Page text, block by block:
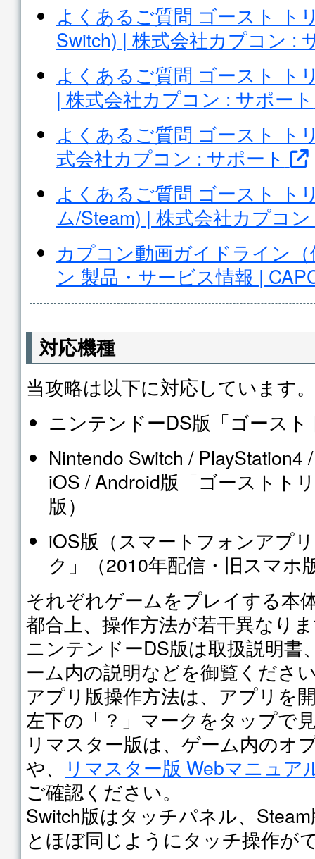
よくあるご質問 ゴースト ト
Switch) | 株式会社カプコン :
よくあるご質問 ゴースト ト
| 株式会社カプコン : サポート
よくあるご質問 ゴースト ト
式会社カプコン : サポート
よくあるご質問 ゴースト ト
ム/Steam) | 株式会社カプコ
カプコン動画ガイドライン
ン 製品・サービス情報 |
対応機種
当攻略は以下に対応しています
ニンテンドーDS版「ゴース
Nintendo Switch / PlayStation4
iOS / Android版「ゴーストト
版）
iOS版（スマートフォンアプ
ク」（2010年配信・旧スマホ
それぞれゲームをプレイする本
都合上、操作方法が若干異なり
ニンテンドーDS版は取扱説明書
ーム内の説明などを御覧くださ
アプリ版操作方法は、アプリを
左下の「？」マークをタップで
リマスター版は、ゲーム内のオ
や、
リマスター版 Webマニュア
ご確認ください。
Switch版はタッチパネル、
とほぼ同じようにタッチ操作が